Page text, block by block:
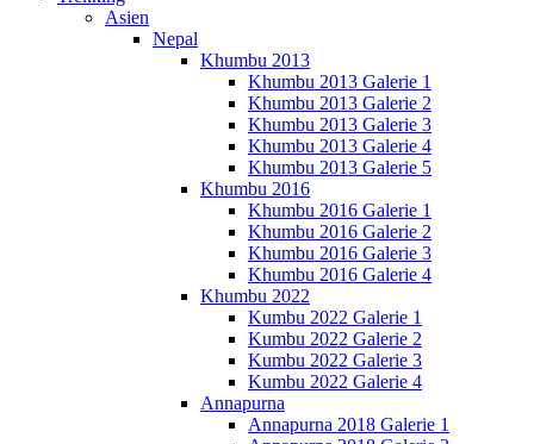
Asien
Nepal
Khumbu 2013
Khumbu 2013 Galerie 1
Khumbu 2013 Galerie 2
Khumbu 2013 Galerie 3
Khumbu 2013 Galerie 4
Khumbu 2013 Galerie 5
Khumbu 2016
Khumbu 2016 Galerie 1
Khumbu 2016 Galerie 2
Khumbu 2016 Galerie 3
Khumbu 2016 Galerie 4
Khumbu 2022
Kumbu 2022 Galerie 1
Kumbu 2022 Galerie 2
Kumbu 2022 Galerie 3
Kumbu 2022 Galerie 4
Annapurna
Annapurna 2018 Galerie 1